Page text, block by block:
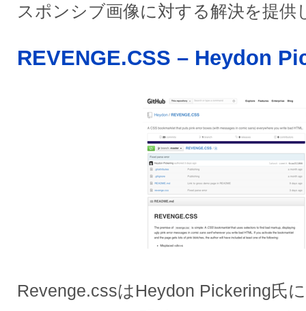
スポンシブ画像に対する解決を提供
REVENGE.CSS – Heydon
Revenge.cssはHeydon Pickering氏